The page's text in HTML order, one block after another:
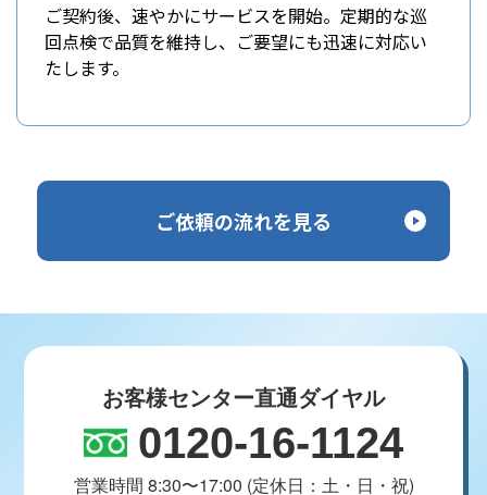
ご契約後、速やかにサービスを開始。定期的な巡
回点検で品質を維持し、ご要望にも迅速に対応い
たします。
ご依頼の流れを見る
お客様センター直通ダイヤル
0120-16-1124
営業時間 8:30〜17:00 (定休日：土・日・祝)